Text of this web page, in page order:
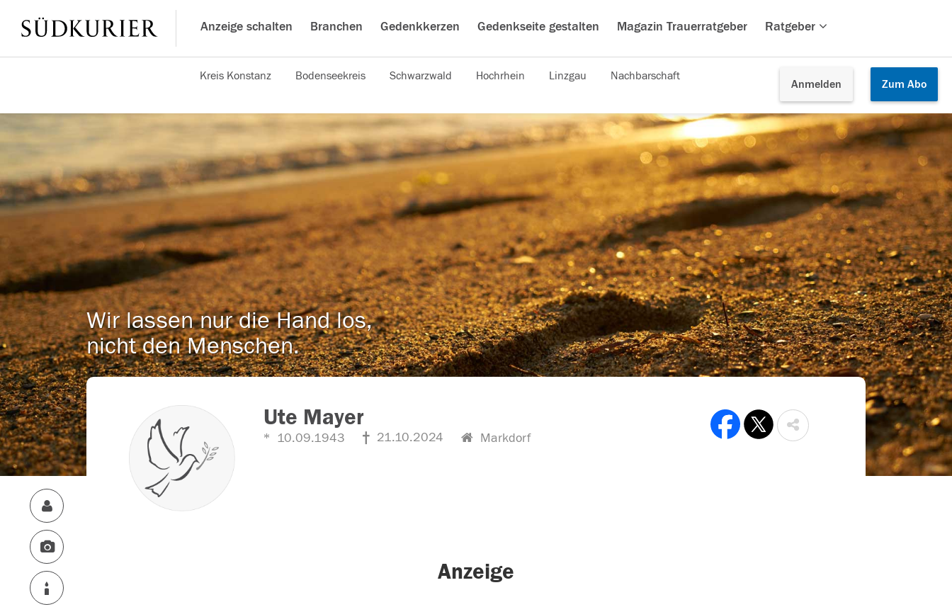
Anzeige schalten Branchen Gedenkkerzen Gedenkseite gestalten Magazin Trauerratgeber Ratgeber
Anmelden Zum Abo
Kreis Konstanz Bodenseekreis Schwarzwald Hochrhein Linzgau Nachbarschaft
Wir lassen nur die Hand los,
nicht den Menschen.
Ute Mayer
10.09.1943 21.10.2024 Markdorf
Anzeige